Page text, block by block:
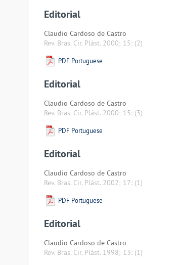
Editorial
Claudio Cardoso de Castro
Rev. Bras. Cir. Plást. 2000; 15: (2)
PDF Portuguese
Editorial
Claudio Cardoso de Castro
Rev. Bras. Cir. Plást. 2000; 15: (3)
PDF Portuguese
Editorial
Claudio Cardoso de Castro
Rev. Bras. Cir. Plást. 2002; 17: (1)
PDF Portuguese
Editorial
Claudio Cardoso de Castro
Rev. Bras. Cir. Plást. 1998; 13: (1)